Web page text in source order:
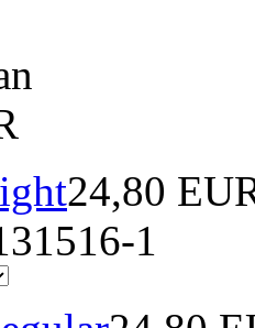
24,80
1